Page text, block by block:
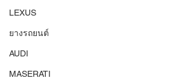
LEXUS
ยางรถยนต์
AUDI
MASERATI